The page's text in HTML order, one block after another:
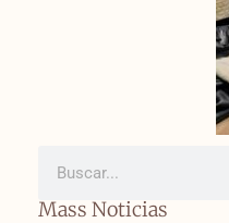
Mass Noticias